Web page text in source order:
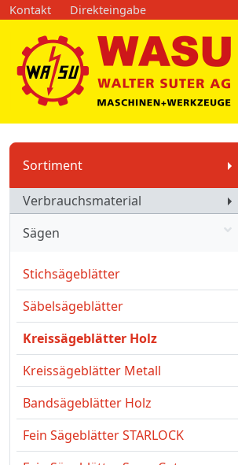
Kontakt Direkteingabe
Sortiment
Verbrauchsmaterial
Sägen
Stichsägeblätter
Säbelsägeblätter
Kreissägeblätter Holz
Kreissägeblätter Metall
Bandsägeblätter Holz
Fein Sägeblätter STARLOCK